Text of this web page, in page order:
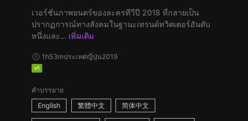
เวอร์ชั่นภาพยนตร์ของละครทีวีปี 2018 ที่กลายเป็น
ปรากฏการณ์ทางสังคมในฐานะเทรนด์ทวิตเตอร์อันดับ
หนึ่งและ... เพิ่มเติม
1h53mประเทศญี่ปุ่น2019
ฟรี
คำบรรยาย
English
繁體中文 简体中文